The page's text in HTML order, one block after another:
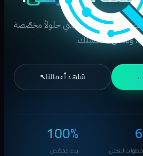
تُصنع لأعمالك. نحن نبني حلولاً مخصّصة
وتحمي مستقبلك.
شاهد أعمالنا↗
6
خطوات العمل
100%
بناء مخصّص